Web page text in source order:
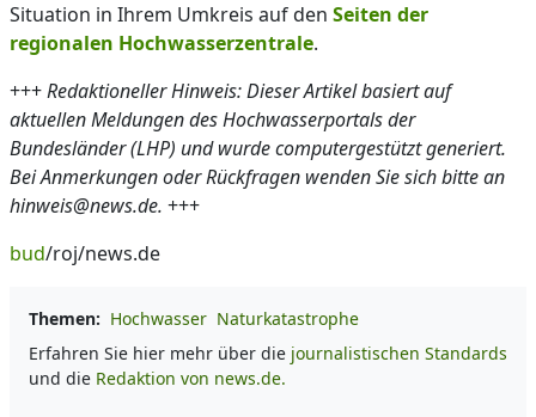
Situation in Ihrem Umkreis auf den Seiten der
regionalen Hochwasserzentrale.
+++Redaktioneller Hinweis: Dieser Artikel basiert auf
aktuellen Meldungen des Hochwasserportals der
Bundesländer (LHP) und wurde computergestützt generiert.
Bei Anmerkungen oder Rückfragen wenden Sie sich bitte an
hinweis@news.de. +++
bud/roj/news.de
Themen: Hochwasser Naturkatastrophe
Erfahren Sie hier mehr über die journalistischen Standards
und die Redaktion von news.de.